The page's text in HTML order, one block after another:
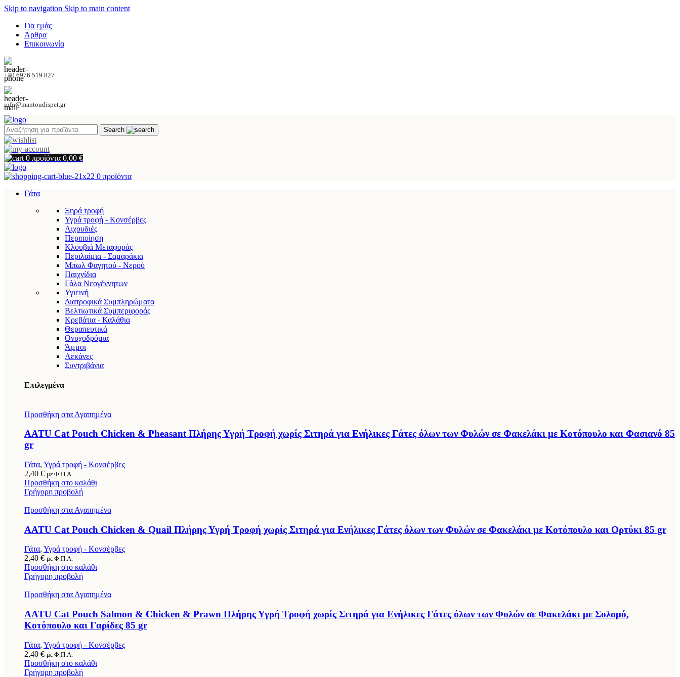
Skip to navigation Skip to main content
Για εμάς
Άρθρα
Επικοινωνία
+30 6976 519 827
info@mantoudispet.gr
Search
0 προϊόντα 0,00 €
0 προϊόντα
Γάτα
Ξηρά τροφή
Υγρά τροφή - Κονσέρβες
Λιχουδιές
Περιποίηση
Κλουβιά Μεταφοράς
Περιλαίμια - Σαμαράκια
Μπωλ Φαγητού - Νερού
Παιχνίδια
Γάλα Νεογέννητων
Υγιεινή
Διατροφικά Συμπληρώματα
Βελτιωτικά Συμπεριφοράς
Κρεβάτια - Καλάθια
Θεραπευτικά
Ονυχοδρόμια
Άμμοι
Λεκάνες
Συντριβάνια
Επιλεγμένα
Προσθήκη στα Αγαπημένα
AATU Cat Pouch Chicken & Pheasant Πλήρης Υγρή Τροφή χωρίς Σιτηρά για Ενήλικες Γάτες όλων των Φυλών σε Φακελάκι με Κοτόπουλο και Φασιανό 85
gr
Γάτα, Υγρά τροφή - Κονσέρβες
2,40 € με Φ.Π.Α.
Προσθήκη στο καλάθι
Γρήγορη προβολή
Προσθήκη στα Αγαπημένα
AATU Cat Pouch Chicken & Quail Πλήρης Υγρή Τροφή χωρίς Σιτηρά για Ενήλικες Γάτες όλων των Φυλών σε Φακελάκι με Κοτόπουλο και Ορτύκι 85 gr
Γάτα, Υγρά τροφή - Κονσέρβες
2,40 € με Φ.Π.Α.
Προσθήκη στο καλάθι
Γρήγορη προβολή
Προσθήκη στα Αγαπημένα
AATU Cat Pouch Salmon & Chicken & Prawn Πλήρης Υγρή Τροφή χωρίς Σιτηρά για Ενήλικες Γάτες όλων των Φυλών σε Φακελάκι με Σολομό,
Κοτόπουλο και Γαρίδες 85 gr
Γάτα, Υγρά τροφή - Κονσέρβες
2,40 € με Φ.Π.Α.
Προσθήκη στο καλάθι
Γρήγορη προβολή